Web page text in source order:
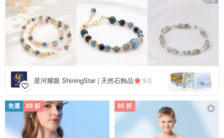
星河耀眼 ShiningStar | 天然石飾品 5.0
免運 88 折 88 折